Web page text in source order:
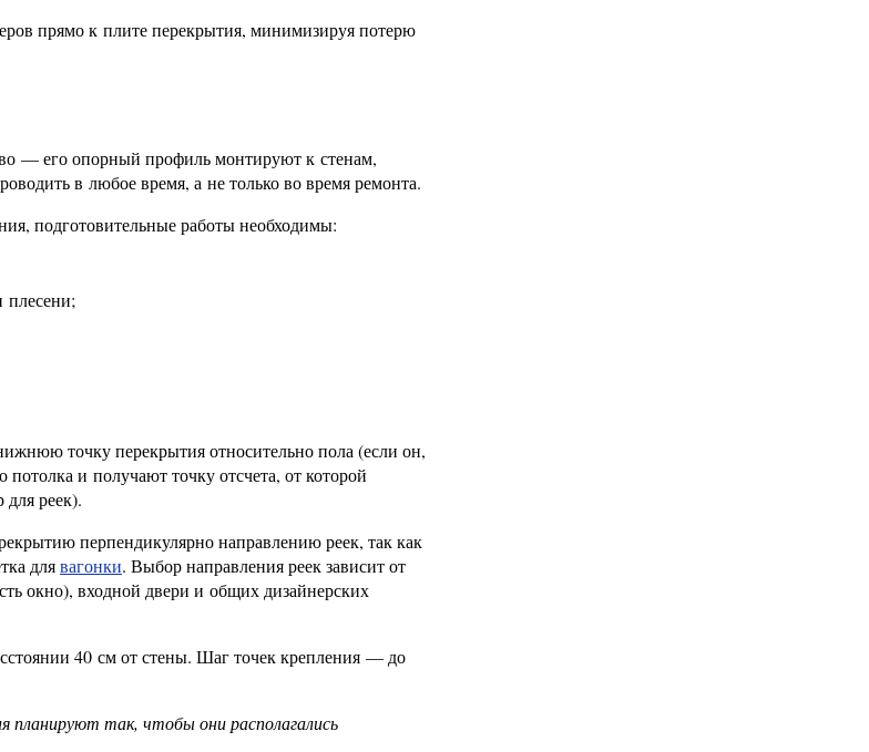
прямо к плите перекрытия, минимизируя потерю
— его опорный профиль монтируют к стенам,
в любое время, а не только во время ремонта.
подготовительные работы необходимы:
плесени;
точку перекрытия относительно пола (если он,
и получают точку отсчета, от которой
реек).
перпендикулярно направлению реек, так как
длявагонки. Выбор направления реек зависит от
окно), входной двери и общих дизайнерских
40 см от стены. Шаг точек крепления — до
планируют так, чтобы они располагались